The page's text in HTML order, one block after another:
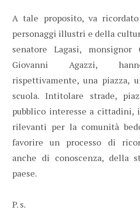
A tale proposito, va
personaggi illustri e della
senatore Lagasi,
Giovanni Agazzi,
rispettivamente, una piazza,
scuola. Intitolare strade,
pubblico interesse a cittadini,
rilevanti per la comunità
favorire un processo di
anche di conoscenza, della
paese.
P. s.